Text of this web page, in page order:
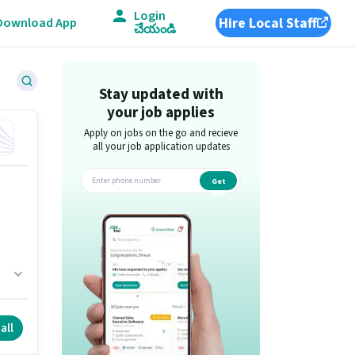
App Login
చేయండి Hire Local Staff
Stay updated with
your job applies
Apply on jobs on the go and recieve
all your job application updates
Get
app